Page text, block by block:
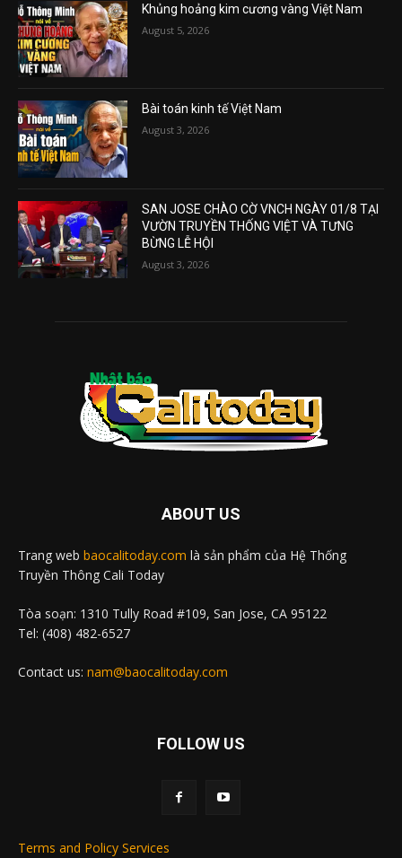
Khủng hoảng kim cương vàng Việt Nam
August 5, 2026
Bài toán kinh tế Việt Nam
August 3, 2026
SAN JOSE CHÀO CỜ VNCH NGÀY 01/8 TẠI
VƯỜN TRUYỀN THỐNG VIỆT VÀ TƯNG
BỪNG LỄ HỘI
August 3, 2026
ABOUT US
Trang web baocalitoday.com là sản phẩm của Hệ Thống
Truyền Thông Cali Today
Tòa soạn: 1310 Tully Road #109, San Jose, CA 95122
Tel: (408) 482-6527
Contact us: nam@baocalitoday.com
FOLLOW US
Terms and Policy Services